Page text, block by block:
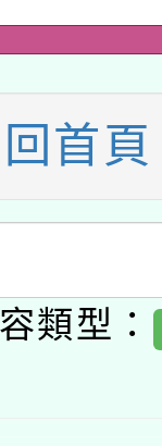
(無人
動站研
度閱讀
研習
智慧
名單
學軟體
函釋公
署委託
首頁
類型：